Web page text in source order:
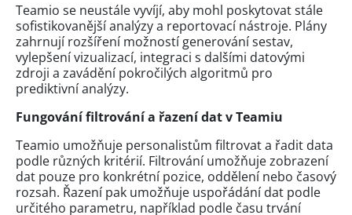
Teamio se neustále vyvíjí, aby mohl poskytovat stále
sofistikovanější analýzy a reportovací nástroje. Plány
zahrnují rozšíření možností generování sestav,
vylepšení vizualizací, integraci s dalšími datovými
zdroji a zavádění pokročilých algoritmů pro
prediktivní analýzy.
Fungování filtrování a řazení dat v Teamiu
Teamio umožňuje personalistům filtrovat a řadit data
podle různých kritérií. Filtrování umožňuje zobrazení
dat pouze pro konkrétní pozice, oddělení nebo časový
rozsah. Řazení pak umožňuje uspořádání dat podle
určitého parametru, například podle času trvání